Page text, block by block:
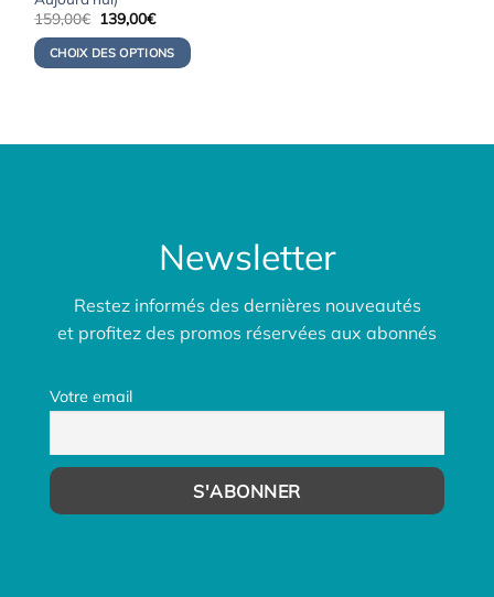
159,00€ Le
initial
était :
159,00€.
139,00€Le
actuel
est :
139,00€.
CHOIX DES OPTIONS
Newsletter
Restez informés des dernières nouveautés
et profitez des promos réservées aux abonnés
Votre email